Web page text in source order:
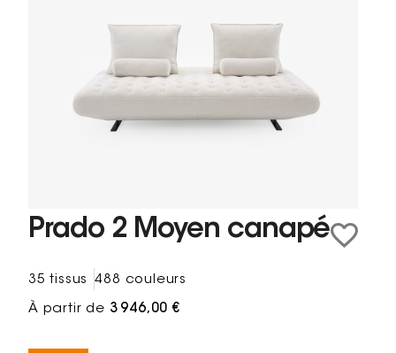
Prado 2 Moyen canapé
35 tissus 488 couleurs
À partir de 3 946,00 €